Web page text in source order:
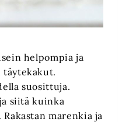
helpompia ja
täytekakut.
suosittuja.
siitä kuinka
marenkia ja